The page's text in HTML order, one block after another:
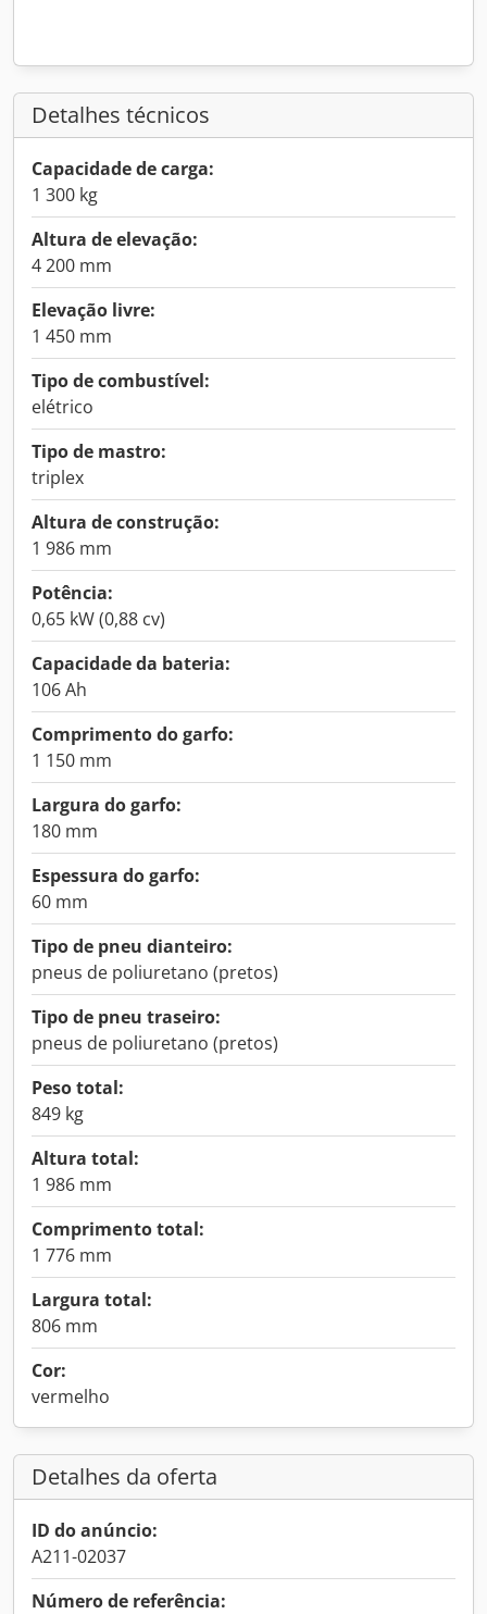
Detalhes técnicos
Capacidade de carga:
1 300 kg
Altura de elevação:
4 200 mm
Elevação livre:
1 450 mm
Tipo de combustível:
elétrico
Tipo de mastro:
triplex
Altura de construção:
1 986 mm
Potência:
0,65 kW (0,88 cv)
Capacidade da bateria:
106 Ah
Comprimento do garfo:
1 150 mm
Largura do garfo:
180 mm
Espessura do garfo:
60 mm
Tipo de pneu dianteiro:
pneus de poliuretano (pretos)
Tipo de pneu traseiro:
pneus de poliuretano (pretos)
Peso total:
849 kg
Altura total:
1 986 mm
Comprimento total:
1 776 mm
Largura total:
806 mm
Cor:
vermelho
Detalhes da oferta
ID do anúncio:
A211-02037
Número de referência: